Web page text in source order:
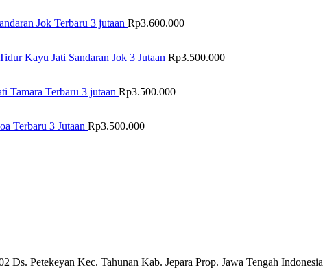
Jok Terbaru 3 jutaan Rp3.600.000
Kayu Jati Sandaran Jok 3 Jutaan Rp3.500.000
Tamara Terbaru 3 jutaan Rp3.500.000
Terbaru 3 Jutaan Rp3.500.000
Ds. Petekeyan Kec. Tahunan Kab. Jepara Prop. Jawa Tengah Indonesia